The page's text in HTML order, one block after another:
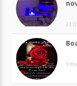
21
9